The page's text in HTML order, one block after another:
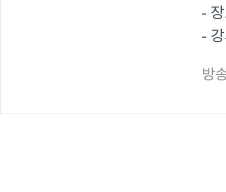
-
-
방